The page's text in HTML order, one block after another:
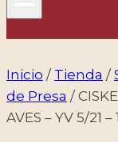
Inicio / Tienda /
de Presa /
AVES – YV 5/21